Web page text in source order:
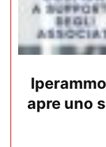
apre uno